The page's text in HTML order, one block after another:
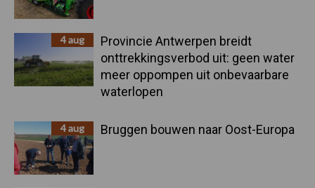
4 aug
Provincie Antwerpen breidt
onttrekkingsverbod uit: geen water
meer oppompen uit onbevaarbare
waterlopen
4 aug Bruggen bouwen naar Oost-Europa